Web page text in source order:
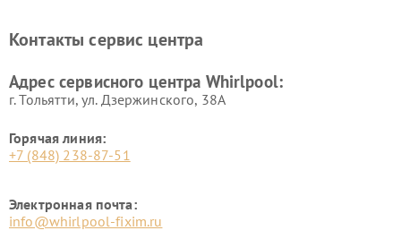
Контакты сервис центра
Адрес сервисного центра Whirlpool:
г. Тольятти, ул. Дзержинского, 38А
Горячая линия:
+7 (848) 238-87-51
Электронная почта:
info@whirlpool-fixim.ru